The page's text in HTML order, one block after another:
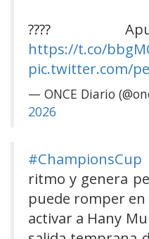
????
https://t.co/
pic.twitter.com/
— ONCE Diario
2026
#ChampionsCup
ritmo y genera
puede romper
activar a Hany